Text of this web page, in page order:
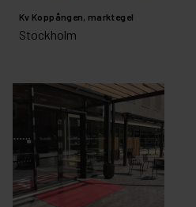
Kv Koppången, marktegel
Stockholm